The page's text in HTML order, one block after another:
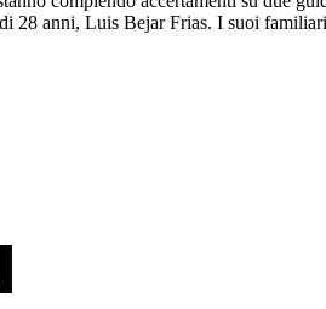
28 anni, Luis Bejar Frias. I suoi